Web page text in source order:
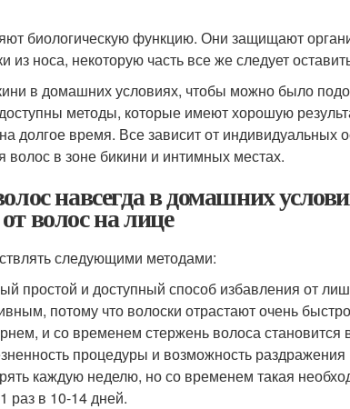
биологическую функцию. Они защищают
из носа, некоторую часть все же следует
в домашних условиях, чтобы можно было
методы, которые имеют хорошую
долгое время. Все зависит от индивидуальных
в зоне бикини и интимных местах.
навсегда в домашних
волос на лице
следующими методами:
простой и доступный способ избавления от
потому что волоски отрастают очень
и со временем стержень волоса
процедуры и возможность раздражения
каждую неделю, но со временем такая
раз в 10-14 дней.